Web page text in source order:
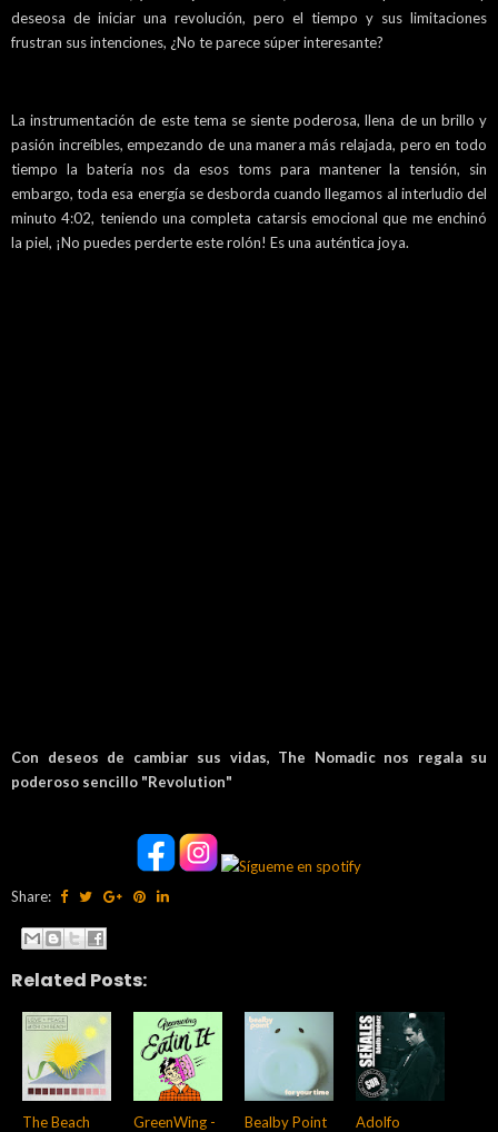
deseosa de iniciar una revolución, pero el tiempo y sus limitaciones
frustran sus intenciones, ¿No te parece súper interesante?
La instrumentación de este tema se siente poderosa, llena de un brillo y
pasión increíbles, empezando de una manera más relajada, pero en todo
tiempo la batería nos da esos toms para mantener la tensión, sin
embargo, toda esa energía se desborda cuando llegamos al interludio del
minuto 4:02, teniendo una completa catarsis emocional que me enchinó
la piel, ¡No puedes perderte este rolón! Es una auténtica joya.
Con deseos de cambiar sus vidas, The Nomadic nos regala su
poderoso sencillo "Revolution"
Share:
Related Posts:
The Beach
GreenWing -
Bealby Point
Adolfo